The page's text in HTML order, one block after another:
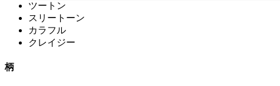
ツートン
スリートーン
カラフル
クレイジー
柄